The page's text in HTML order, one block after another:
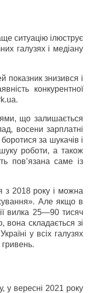
ситуацію ілюструє
галузях і медіану
показник знизився і
конкурентної
що залишається
восени зарплатні
за шукачів і
роботи, а також
пов’язана саме із
з 2018 року і можна
Але якщо в
вилка 25—90 тисяч
вона складається зі
у всіх галузях
у вересні 2021 року